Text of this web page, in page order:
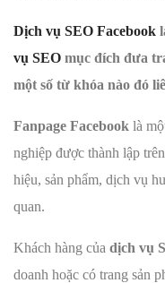
Dịch vụ SEO Facebook
vụ SEO mục đích đưa
một số từ khóa nào đó
Fanpage Facebook là
nghiệp được thành lập
hiệu, sản phẩm, dịch vụ
quan.
Khách hàng của dịch vụ
doanh hoặc có trang sản